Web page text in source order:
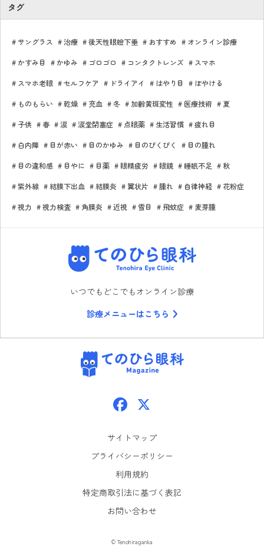
タグ
サングラス 治療 後天性眼瞼下垂 おすすめ オンライン診療
かすみ目 かゆみ ゴロゴロ コンタクトレンズ スマホ
スマホ老眼 セルフケア ドライアイ はやり目 ぼやける
ものもらい 乾燥 充血 冬 加齢黄斑変性 医療技術 夏
子供 春 涙 涙堂閉塞症 点眼薬 生活習慣 疲れ目
白内障 目が赤い 目のかゆみ 目のぴくぴく 目の腫れ
目の違和感 目やに 目薬 眼精疲労 眼鏡 睡眠不足 秋
紫外線 結膜下出血 結膜炎 翼状片 腫れ 自律神経 花粉症
視力 視力検査 角膜炎 近視 雪目 飛蚊症 麦芽腫
てのひら眼科
いつでもどこでもオンライン診療
診療メニューはこちら
てのひら眼科
Facebook
サイトマップ
プライバシーポリシー
利用規約
特定商取引法に基づく表記
お問い合わせ
© Tenohiraganka